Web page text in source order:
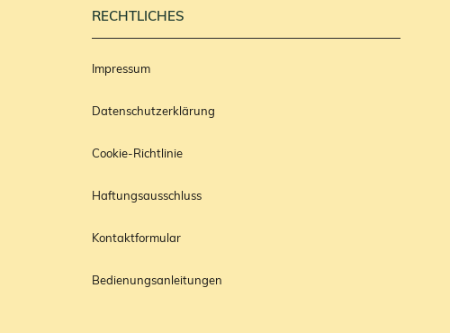
RECHTLICHES
Impressum
Datenschutzerklärung
Cookie-Richtlinie
Haftungsausschluss
Kontaktformular
Bedienungsanleitungen